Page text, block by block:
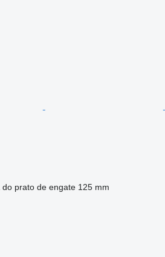
do prato de engate 125 mm